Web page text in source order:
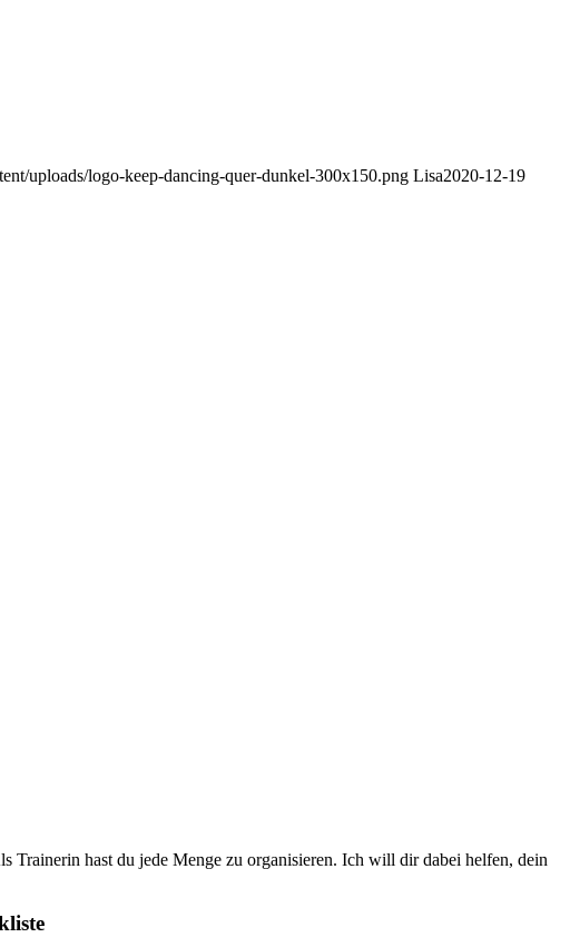
uploads/logo-keep-dancing-quer-dunkel-300x150.png Lisa2020-12-19
Trainerin hast du jede Menge zu organisieren. Ich will dir dabei helfen, dein